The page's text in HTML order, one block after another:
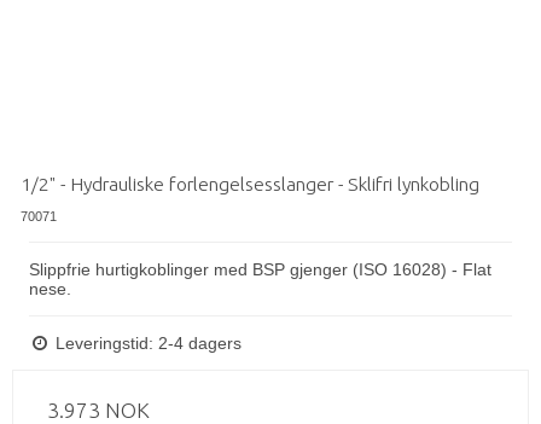
1/2" - Hydrauliske forlengelsesslanger - Sklifri lynkobling
70071
Slippfrie hurtigkoblinger med BSP gjenger (ISO 16028) - Flat
nese.
Leveringstid: 2-4 dagers
3.973 NOK